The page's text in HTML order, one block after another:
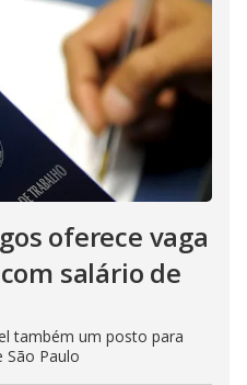
oferece vaga
salário de
também um posto para
São Paulo